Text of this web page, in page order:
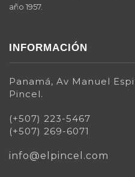
año 1957.
INFORMACIÓN
Panamá, Av Manuel
Pincel.
(+507) 223-5467
(+507) 269-6071
info@elpincel.com